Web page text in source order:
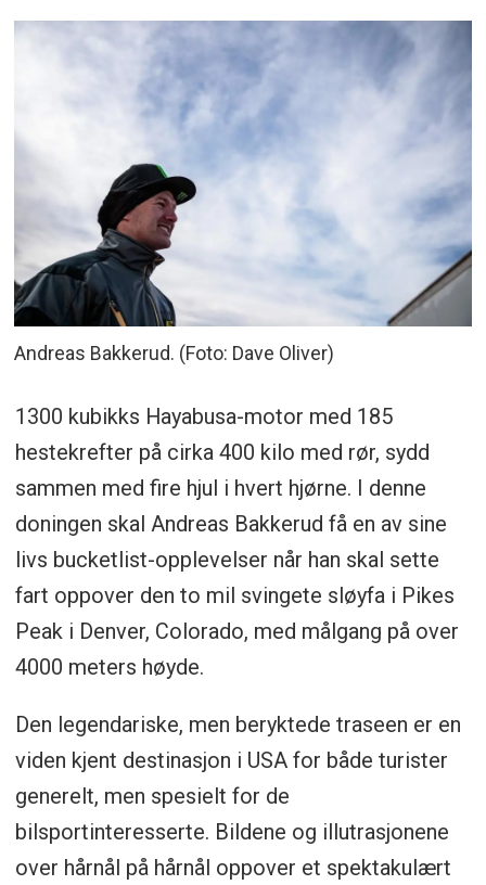
Andreas Bakkerud. (Foto: Dave Oliver)
1300 kubikks Hayabusa-motor med 185
hestekrefter på cirka 400 kilo med rør, sydd
sammen med fire hjul i hvert hjørne. I denne
doningen skal Andreas Bakkerud få en av sine
livs bucketlist-opplevelser når han skal sette
fart oppover den to mil svingete sløyfa i Pikes
Peak i Denver, Colorado, med målgang på over
4000 meters høyde.
Den legendariske, men beryktede traseen er en
viden kjent destinasjon i USA for både turister
generelt, men spesielt for de
bilsportinteresserte. Bildene og illutrasjonene
over hårnål på hårnål oppover et spektakulært